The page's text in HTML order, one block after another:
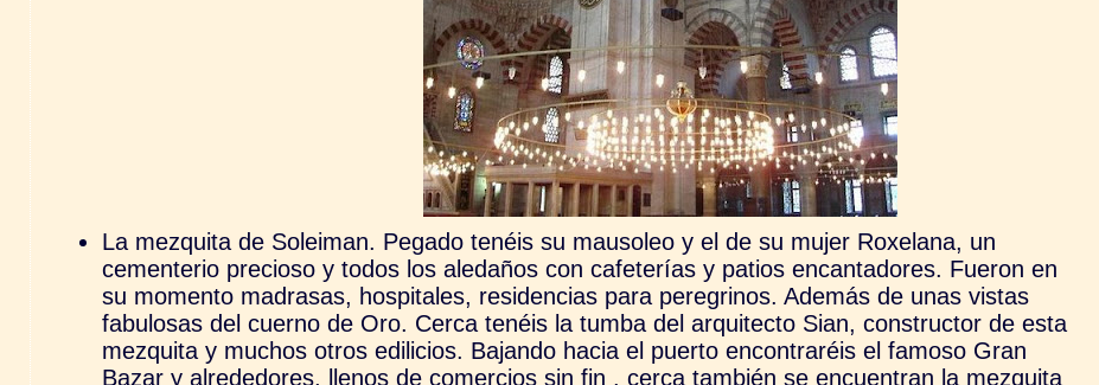
La mezquita de Soleiman. Pegado tenéis su mausoleo y el de su mujer Roxelana, un
cementerio precioso y todos los aledaños con cafeterías y patios encantadores. Fueron en
su momento madrasas, hospitales, residencias para peregrinos. Además de unas vistas
fabulosas del cuerno de Oro. Cerca tenéis la tumba del arquitecto Sian, constructor de esta
mezquita y muchos otros edilicios. Bajando hacia el puerto encontraréis el famoso Gran
Bazar y alrededores, llenos de comercios sin fin . cerca también se encuentran la mezquita